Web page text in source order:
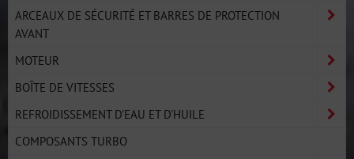
ARCEAUX DE SÉCURITÉ ET BARRES DE PROTECTION
AVANT
MOTEUR
BOÎTE DE VITESSES
REFROIDISSEMENT D'EAU ET D'HUILE
COMPOSANTS TURBO